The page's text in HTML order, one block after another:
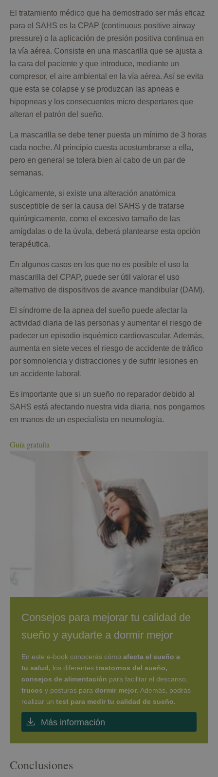
El tratamiento médico que ha demostrado ser más eficaz
para el SAHS es la CPAP (continuous positive airway
pressure) o la aplicación de presión positiva continua en
la vía aérea. Consiste en una mascarilla que se ajusta a
la cara del paciente y que introduce, mediante un
compresor, el aire ambiental en la vía aérea. Así se evita
que esta se colapse y se produzcan las apneas e
hipopneas y los consecuentes micro despertares que
alteran el patrón del sueño.
La mascarilla se debe tener puesta un mínimo de 3 horas
cada noche. Al principio cuesta acostumbrarse a ella,
pero en general se tolera bien al cabo de un par de
semanas.
Lógicamente, si existe una alteración anatómica
susceptible de ser la causa del SAHS y de tratarse
quirúrgicamente, como el excesivo tamaño de las
amígdalas o de la úvula, deberá plantearse esta opción
terapéutica.
En algunos casos en los que no es posible el uso la
mascarilla del CPAP, puede ser útil valorar el uso
alternativo de dispositivos de avance mandibular (DAM).
El síndrome de la apnea del sueño puede afectar la
actividad diaria de las personas y aumentar el riesgo de
padecer un episodio isquémico cardiovascular. Además,
aumenta en siete veces el riesgo de accidente de tráfico
por somnolencia y distracciones y de sufrir lesiones en
un accidente laboral.
Es importante que si un sueño no reparador debido al
SAHS está afectando nuestra vida diaria, nos pongamos
en manos de un especialista en neumología.
Guía gratuita
Consejos para mejorar tu calidad de
sueño y ayudarte a dormir mejor
En este e-book conocerás cómo afecta el sueño a
tu salud, los diferentes trastornos del sueño,
consejos de alimentación para facilitar el descanso,
trucos y posturas para dormir mejor. Además, podrás
realizar un test para medir tu calidad de sueño.
Más información
Conclusiones